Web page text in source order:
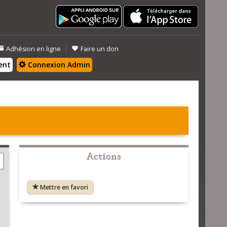
Adhésion en ligne | Faire un don
Connexion Admin
Actions
Mettre en favori